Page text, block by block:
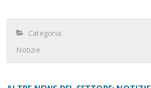
Categoria:
Notizie